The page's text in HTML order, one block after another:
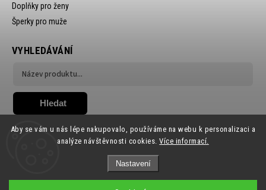
Aby se vám u nás lépe nakupovalo, používáme na webu k personalizaci a
analýze návštěvnosti cookies.Více informací.
Nastavení
Doplňky pro ženy
Šperky pro muže
VYHLEDÁVÁNÍ
Hledat
Ewena.CZ. Všechna práva vyhrazena.